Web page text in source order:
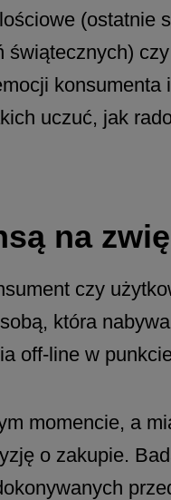
uczuć, jak
na
czy
która
off-line w
momencie, a
o zakupie.